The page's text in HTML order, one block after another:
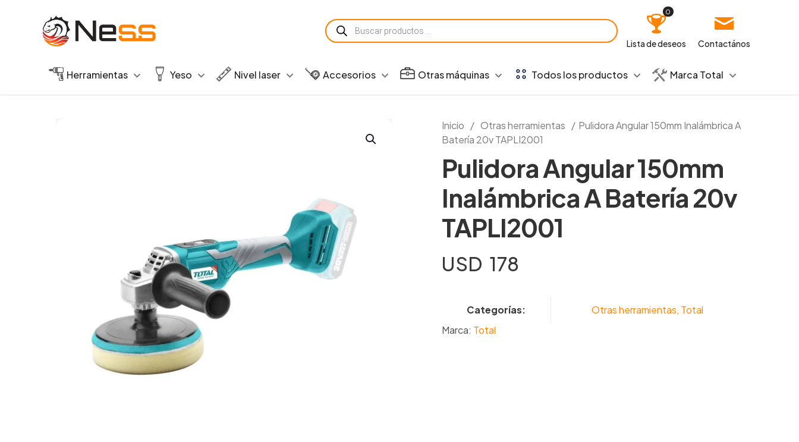
Búsqueda
de
productos
0
Lista de deseos Contactános
Herramientas Yeso Nivel laser Accesorios Otras máquinas Todos los productos Marca Total
Inicio / Otras herramientas / Pulidora Angular 150mm Inalámbrica A
Batería 20v TAPLI2001
Pulidora Angular 150mm
Inalámbrica A Batería 20v
TAPLI2001
USD 178
Categorías: Otras herramientas, Total
Marca: Total